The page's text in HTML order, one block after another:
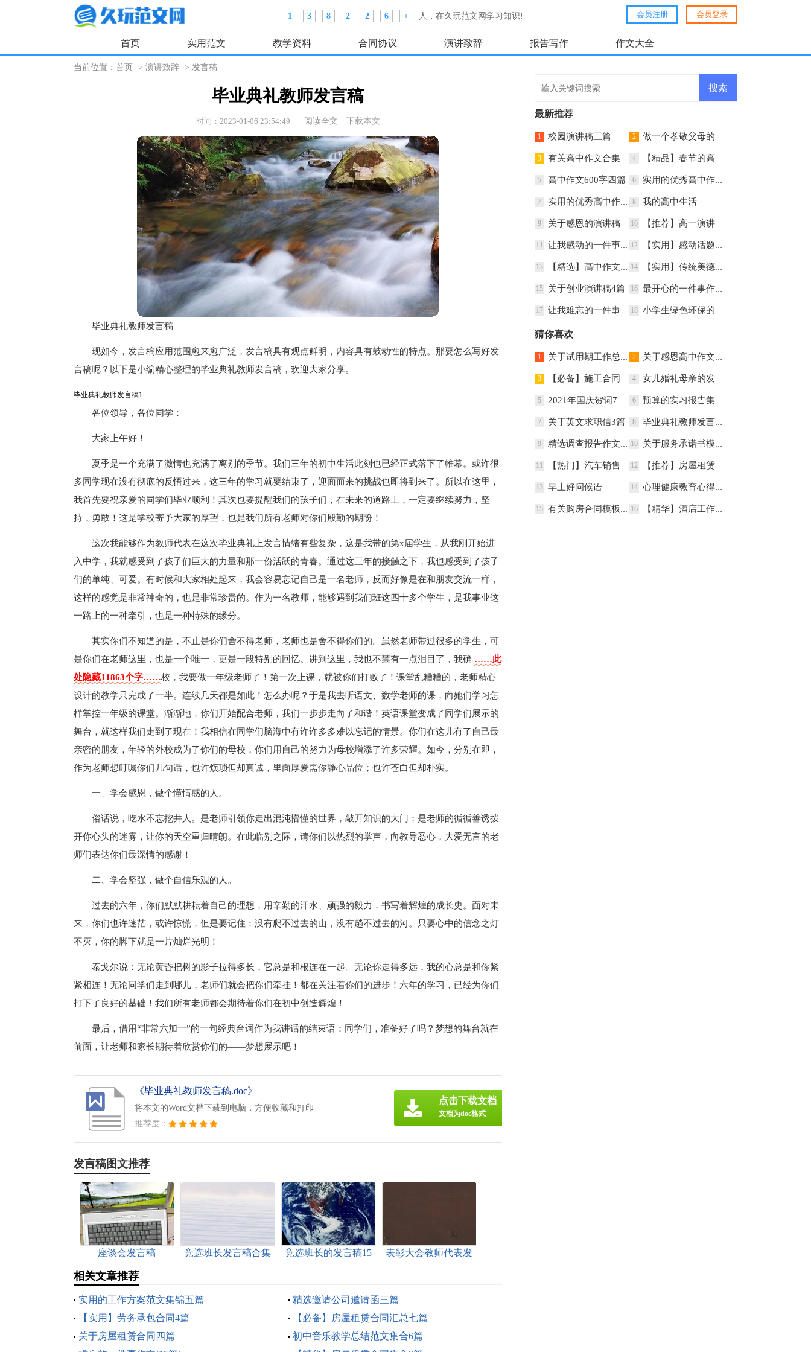
1 3 8 2 2 6 + 人，在久玩范文网学习知识! 会员登录
会员注册
首页 实用范文 教学资料 合同协议 演讲致辞 报告写作 作文大全
当前位置： 首页 > 演讲致辞 > 发言稿
毕业典礼教师发言稿
时间：2023-01-06 23:54:49 阅读全文 下载本文
毕业典礼教师发言稿
现如今，发言稿应用范围愈来愈广泛，发言稿具有观点鲜明，内容具有鼓动性的特点。那要怎么写好发
言稿呢？以下是小编精心整理的毕业典礼教师发言稿，欢迎大家分享。
毕业典礼教师发言稿1
各位领导，各位同学：
大家上午好！
夏季是一个充满了激情也充满了离别的季节。我们三年的初中生活此刻也已经正式落下了帷幕。或许很
多同学现在没有彻底的反悟过来，这三年的学习就要结束了，迎面而来的挑战也即将到来了。所以在这里，
我首先要祝亲爱的同学们毕业顺利！其次也要提醒我们的孩子们，在未来的道路上，一定要继续努力，坚
持，勇敢！这是学校寄予大家的厚望，也是我们所有老师对你们殷勤的期盼！
这次我能够作为教师代表在这次毕业典礼上发言情绪有些复杂，这是我带的第x届学生，从我刚开始进
入中学，我就感受到了孩子们巨大的力量和那一份活跃的青春。通过这三年的接触之下，我也感受到了孩子
们的单纯、可爱。有时候和大家相处起来，我会容易忘记自己是一名老师，反而好像是在和朋友交流一样，
这样的感觉是非常神奇的，也是非常珍贵的。作为一名教师，能够遇到我们班这四十多个学生，是我事业这
一路上的一种牵引，也是一种特殊的缘分。
其实你们不知道的是，不止是你们舍不得老师，老师也是舍不得你们的。虽然老师带过很多的学生，可
是你们在老师这里，也是一个唯一，更是一段特别的回忆。讲到这里，我也不禁有一点泪目了，我确 ……此
处隐藏11863个字……校，我要做一年级老师了！第一次上课，就被你们打败了！课堂乱糟糟的，老师精心
设计的教学只完成了一半。连续几天都是如此！怎么办呢？于是我去听语文、数学老师的课，向她们学习怎
样掌控一年级的课堂。渐渐地，你们开始配合老师，我们一步步走向了和谐！英语课堂变成了同学们展示的
舞台，就这样我们走到了现在！我相信在同学们脑海中有许许多多难以忘记的情景。你们在这儿有了自己最
亲密的朋友，年轻的外校成为了你们的母校，你们用自己的努力为母校增添了许多荣耀。如今，分别在即，
作为老师想叮嘱你们几句话，也许烦琐但却真诚，里面厚爱需你静心品位；也许苍白但却朴实。
一、学会感恩，做个懂情感的人。
俗话说，吃水不忘挖井人。是老师引领你走出混沌懵懂的世界，敲开知识的大门；是老师的循循善诱拨
开你心头的迷雾，让你的天空重归晴朗。在此临别之际，请你们以热烈的掌声，向教导悉心，大爱无言的老
师们表达你们最深情的感谢！
二、学会坚强，做个自信乐观的人。
过去的六年，你们默默耕耘着自己的理想，用辛勤的汗水、顽强的毅力，书写着辉煌的成长史。面对未
来，你们也许迷茫，或许惊慌，但是要记住：没有爬不过去的山，没有趟不过去的河。只要心中的信念之灯
不灭，你的脚下就是一片灿烂光明！
泰戈尔说：无论黄昏把树的影子拉得多长，它总是和根连在一起。无论你走得多远，我的心总是和你紧
紧相连！无论同学们走到哪儿，老师们就会把你们牵挂！都在关注着你们的进步！六年的学习，已经为你们
打下了良好的基础！我们所有老师都会期待着你们在初中创造辉煌！
最后，借用“非常六加一”的一句经典台词作为我讲话的结束语：同学们，准备好了吗？梦想的舞台就在
前面，让老师和家长期待着欣赏你们的——梦想展示吧！
《毕业典礼教师发言稿.doc》
将本文的Word文档下载到电脑，方便收藏和打印
推荐度：
点击下载文档
文档为doc格式
发言稿图文推荐
座谈会发言稿
竞选班长发言稿合集
竞选班长的发言稿15
表彰大会教师代表发
相关文章推荐
实用的工作方案范文集锦五篇
精选邀请公司邀请函三篇
【实用】劳务承包合同4篇
【必备】房屋租赁合同汇总七篇
关于房屋租赁合同四篇
初中音乐教学总结范文集合6篇
最新推荐
1 校园演讲稿三篇 2 做一个孝敬父母的孩子演讲稿
3 有关高中作文合集六篇 4 【精品】春节的高中作文汇总八篇
5 高中作文600字四篇 6 实用的优秀高中作文4篇
7 实用的优秀高中作文汇总7篇 8 我的高中生活
9 关于感恩的演讲稿 10 【推荐】高一演讲稿三篇
11 让我感动的一件事作文600字 12 【实用】感动话题作文合集10篇
13 【精选】高中作文汇总9篇 14 【实用】传统美德演讲稿3篇
15 关于创业演讲稿4篇 16 最开心的一件事作文
17 让我难忘的一件事 18 小学生绿色环保的演讲稿
猜你喜欢
1 关于试用期工作总结锦集七篇 2 关于感恩高中作文300字集锦八篇
3 【必备】施工合同集锦9篇 4 女儿婚礼母亲的发言稿
5 2021年国庆贺词75条 6 预算的实习报告集锦5篇
7 关于英文求职信3篇 8 毕业典礼教师发言稿
9 精选调查报告作文3篇 10 关于服务承诺书模板锦集10篇
11 【热门】汽车销售合同3篇 12 【推荐】房屋租赁合同集锦五篇
13 早上好问候语 14 心理健康教育心得体会
15 有关购房合同模板集合八篇 16 【精华】酒店工作总结范文汇编10篇